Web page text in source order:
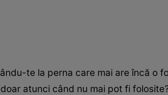
te la perna care mai are încă o
atunci când nu mai pot fi